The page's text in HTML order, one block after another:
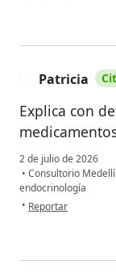
Patricia
Explica con
2 de julio de 2026
• Consultorio
endocrinología
• en opinión del
Reportar